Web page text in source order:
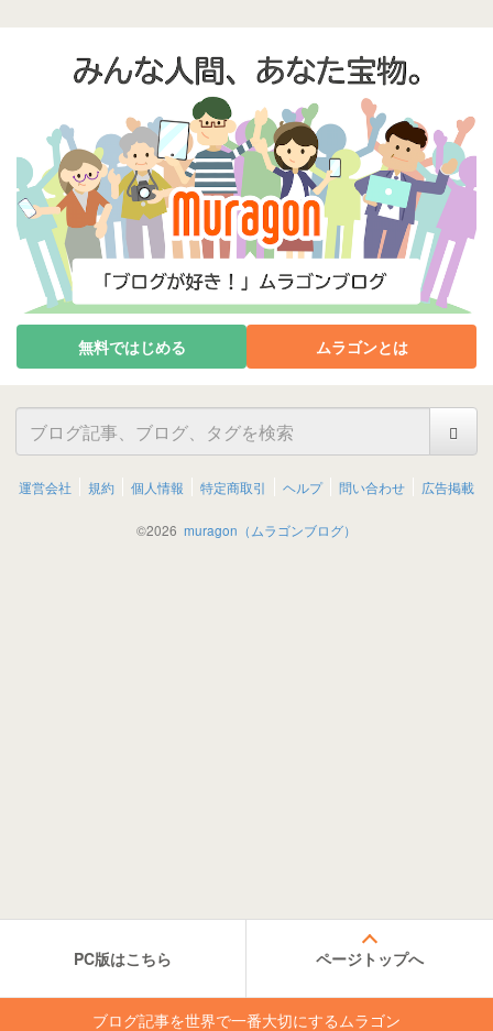
無料ではじめる ムラゴンとは
運営会社 規約 個人情報 特定商取引 ヘルプ 問い合わせ 広告掲載
©2026 muragon（ムラゴンブログ）
PC版はこちら ページトップへ
ブログ記事を世界で一番大切にするムラゴン